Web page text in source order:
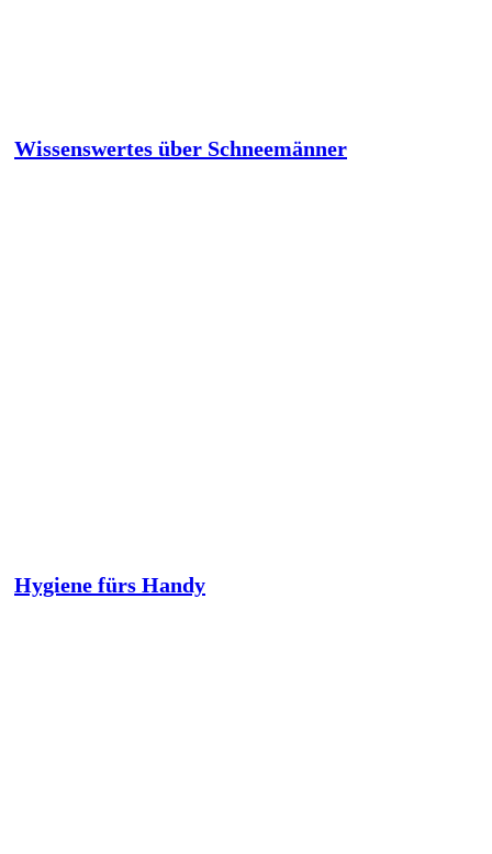
Wissenswertes über Schneemänner
Hygiene fürs Handy